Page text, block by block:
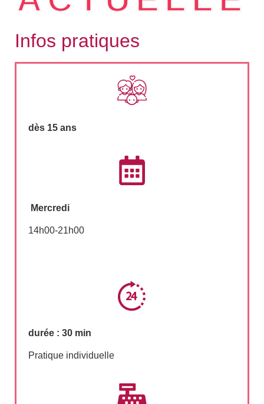
Infos pratiques
dès 15 ans
Mercredi
14h00-21h00
durée : 30 min
Pratique individuelle